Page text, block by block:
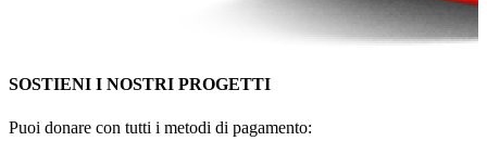
SOSTIENI I NOSTRI PROGETTI
Puoi donare con tutti i metodi di pagamento: